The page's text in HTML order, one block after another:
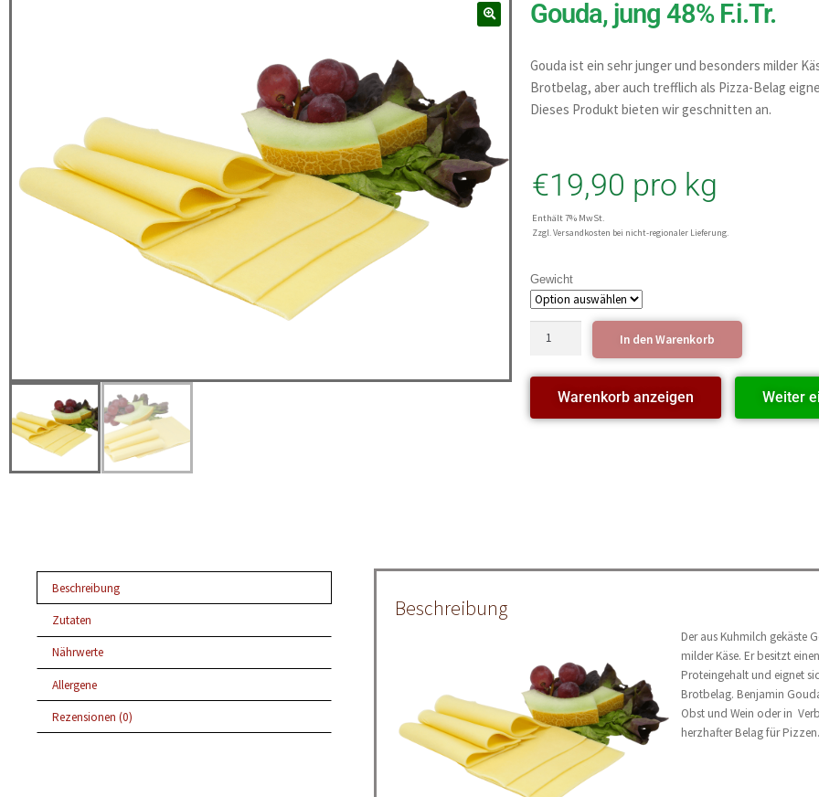
Gouda, jung 48% F.i.Tr.
Gouda ist ein sehr junger und besonders milder
Brotbelag, aber auch trefflich als Pizza-Belag
Dieses Produkt bieten wir geschnitten an.
€19,90 pro kg
Enthält 7% MwSt.
Zzgl. Versandkosten bei nicht-regionaler Lieferung.
Gewicht
In den Warenkorb
Warenkorb anzeigen Weiter
Beschreibung
Zutaten
Nährwerte
Allergene
Rezensionen (0)
Beschreibung
Der aus Kuhmilch gekäste
milder Käse. Er besitzt
Proteingehalt und eignet
Brotbelag. Benjamin
Obst und Wein oder in
herzhafter Belag für Pizzen.